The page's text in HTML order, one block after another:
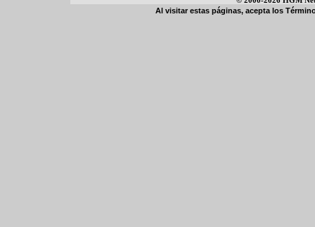
Al visitar estas páginas, acepta los